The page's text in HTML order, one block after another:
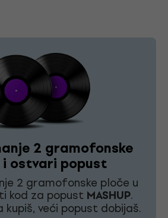
2 gramofonske
ostvari popust
2 gramofonske ploče u
kod za popust MASHUP.
kupiš, veći popust dobijaš.